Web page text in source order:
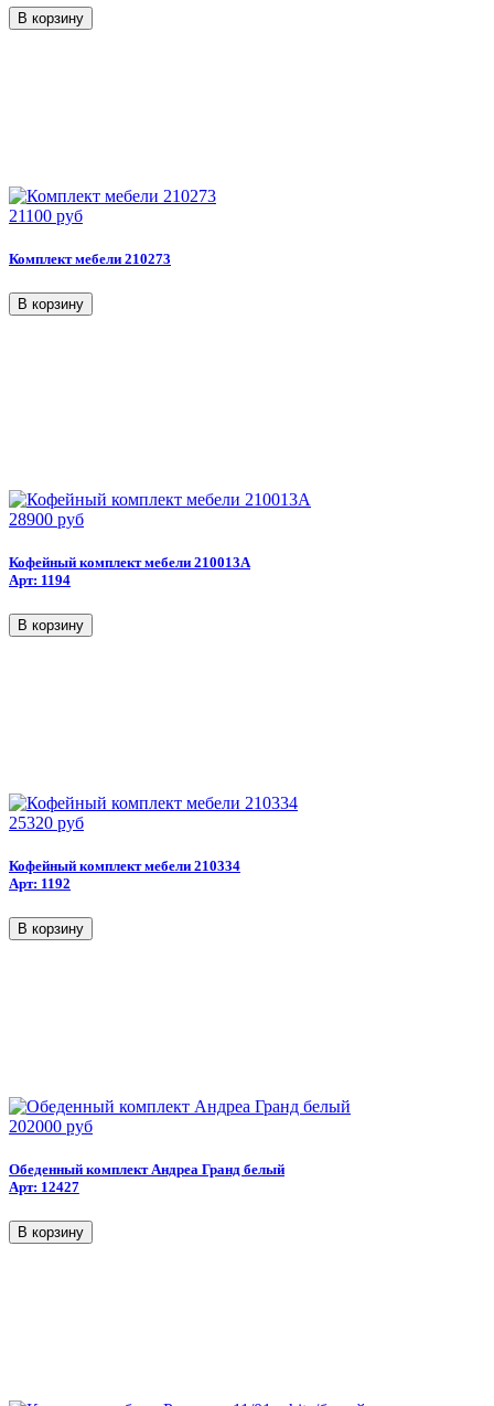
21100 руб
Комплект мебели 210273
28900 руб
Кофейный комплект мебели 210013A
Арт: 1194
25320 руб
Кофейный комплект мебели 210334
Арт: 1192
202000 руб
Обеденный комплект Андреа Гранд белый
Арт: 12427